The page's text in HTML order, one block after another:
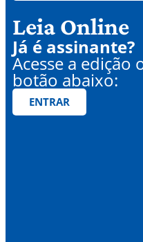
Leia Online
Já é assinante?
Acesse a
botão abaixo:
ENTRAR